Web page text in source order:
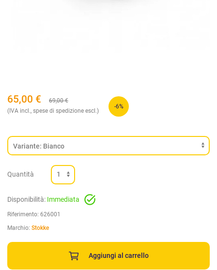
65,00 € 69,00€
(IVA incl., spese di spedizione escl.)
-6%
Quantità
Disponibilità: Immediata
Riferimento: 626001
Marchio: Stokke
Aggiungi al carrello